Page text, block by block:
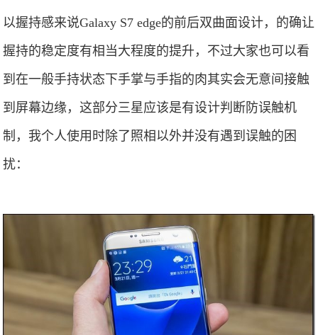
以握持感来说Galaxy S7 edge的前后双曲面设计，的确让
握持的稳定度有相当大程度的提升，不过大家也可以看
到在一般手持状态下手掌与手指的肉其实会无意间接触
到屏幕边缘，这部分三星应该是有设计判断防误触机
制，我个人使用时除了照相以外并没有遇到误触的困
扰：